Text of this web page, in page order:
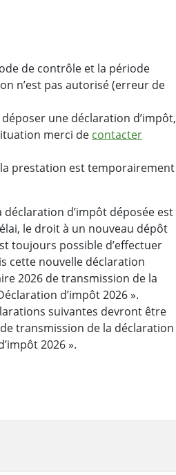
de contrôle et la période
n’est pas autorisé (erreur de
une déclaration d’impôt,
merci de contacter
la prestation est temporairement
d’impôt déposée est
le droit à un nouveau dépôt
toujours possible d’effectuer
cette nouvelle déclaration
2026 de transmission de la
d’impôt 2026 ».
suivantes devront être
transmission de la déclaration
2026 ».